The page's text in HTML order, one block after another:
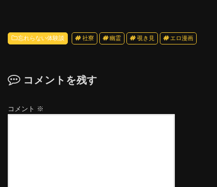
忘れらない体験談 社寮 幽霊 覗き見 エロ漫画
コメントを残す
コメント ※